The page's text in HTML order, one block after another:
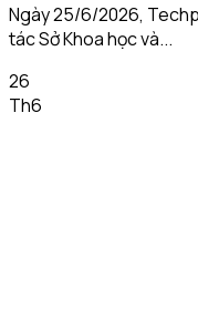
Ngày 25/6/2026,
tác Sở Khoa học và...
26
Th6